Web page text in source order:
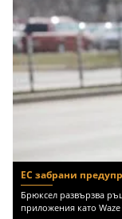
ЕС забрани
Брюксел развързва
приложения като